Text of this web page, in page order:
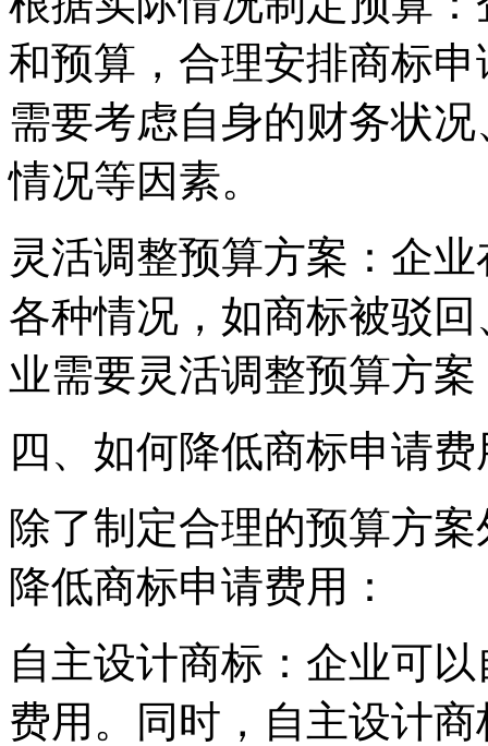
和预算，合理安排商标
需要考虑自身的财务状
情况等因素。
灵活调整预算方案：企
各种情况，如商标被驳
业需要灵活调整预算方
四、如何降低商标申请费
除了制定合理的预算方
降低商标申请费用：
自主设计商标：企业可
费用。同时，自主设计